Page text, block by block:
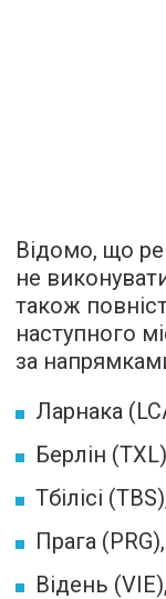
Відомо, що
не
також
наступного
за
Ларнака
Берлін
Тбілісі
Прага (PRG),
Відень (VIE),